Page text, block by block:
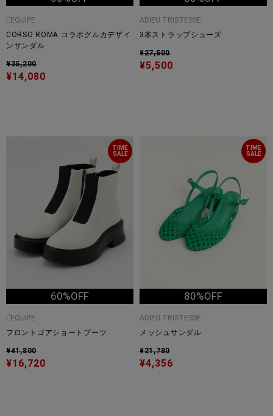
L'EQUIPE
CORSO ROMA コラボグルカデザイ
ンサンダル
¥35,200
¥14,080
ADIEU TRISTESSE
3本ストラップシューズ
¥27,500
¥5,500
TIME
SALE
60%OFF
L'EQUIPE
フロントゴアショートブーツ
¥41,800
¥16,720
TIME
SALE
80%OFF
ADIEU TRISTESSE
メッシュサンダル
¥21,780
¥4,356